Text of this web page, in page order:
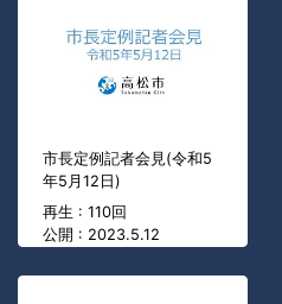
市長定例記者会見(令和5
年5月12日)
再生 : 110回
公開 : 2023.5.12